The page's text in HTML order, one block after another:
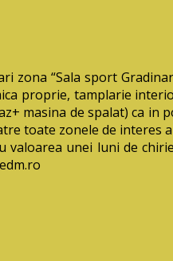
zona “Sala sport
proprie, tamplarie
masina de spalat) ca in
toate zonele de interes
unei luni de